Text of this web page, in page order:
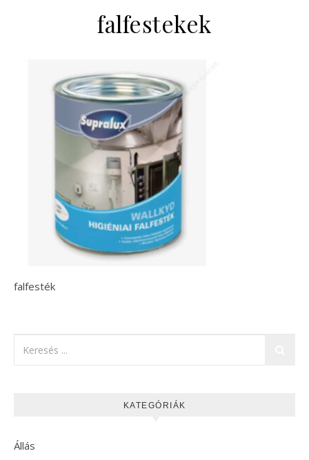
falfestekek
falfesték
KATEGÓRIÁK
Állás